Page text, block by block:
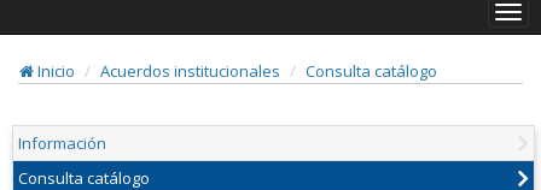
Inicio
Acuerdos institucionales Consulta catálogo
Información
Consulta catálogo